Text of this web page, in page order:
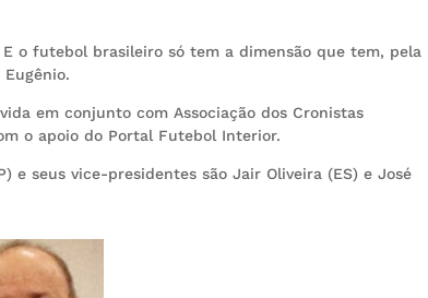
o futebol brasileiro só tem a dimensão que tem, pela
em conjunto com Associação dos Cronistas
o apoio do Portal Futebol Interior.
e seus vice-presidentes são Jair Oliveira (ES) e José